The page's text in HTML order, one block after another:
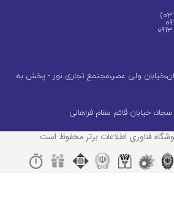
ولی عصر،مجتمع تجاری نور - پخش به
خیابان قائم مقام فراهانی
فناوری اطلاعات برتر محفوظ است.